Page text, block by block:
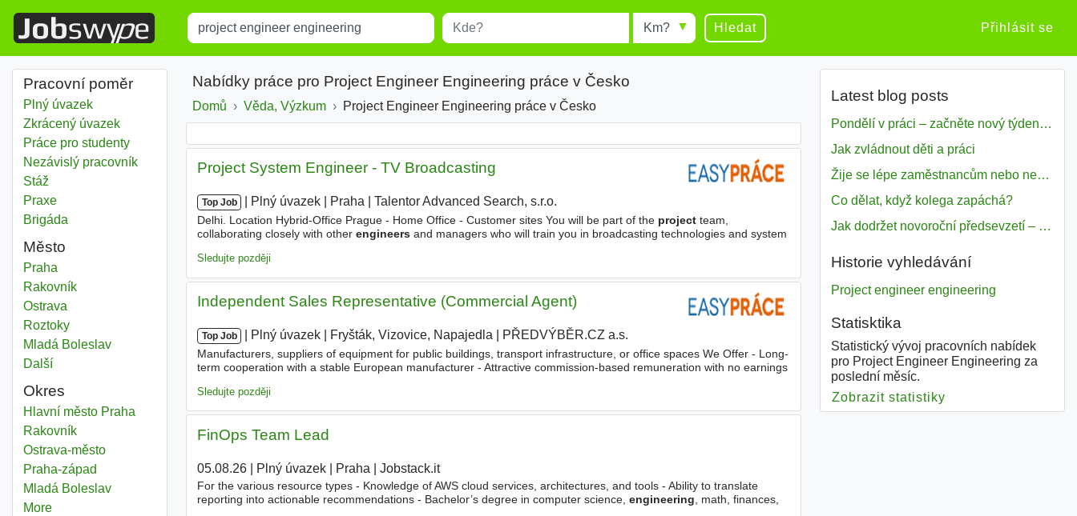
Title Místo Radius Hledat Přihlásit se
Pracovní poměr
Plný úvazek
Zkrácený úvazek
Práce pro studenty
Nezávislý pracovník
Stáž
Praxe
Brigáda
Město
Project engineer engineering
Praha
Project engineer engineering
Rakovník
Project engineer engineering
Ostrava
Project engineer engineering
Roztoky
Project engineer engineering
Mladá Boleslav
Dalšíměsta
Okres
Project engineer engineering
Hlavní město Praha
Project engineer engineering
RakovníkOkres
Project engineer engineering
Ostrava-městoOkres
Project engineer engineering
Praha-západ
Project engineer engineering
Mladá BoleslavOkres
Moredistricts
Nabídky práce pro Project Engineer Engineering práce v Česko
Domů Věda, Výzkum Project Engineer Engineering práce v Česko
Project System Engineer - TV Broadcasting
Top Job Plný úvazek Praha Talentor Advanced Search, s.r.o.
Delhi. Location Hybrid-Office Prague - Home Office - Customer sites You will be part of the projectteam,
collaborating closely with other engineersand managers who will train you in broadcasting technologies and system
Sledujte později
Independent Sales Representative (Commercial Agent)
Top Job Plný úvazek Fryšták, Vizovice, Napajedla PŘEDVÝBĚR.CZ a.s.
Manufacturers, suppliers of equipment for public buildings, transport infrastructure, or office spaces We Offer - Long-
term cooperation with a stable European manufacturer - Attractive commission-based remuneration with no earnings
Sledujte později
FinOps Team Lead
05.08.26| Plný úvazek| Praha Jobstack.it|
For the various resource types - Knowledge of AWS cloud services, architectures, and tools - Ability to translate
reporting into actionable recommendations - Bachelor’s degree in computer science, engineering , math, finances,
Latest blog posts
Pondělí v práci – začněte nový týden s motivací
Jak zvládnout děti a práci
Žije se lépe zaměstnancům nebo nezavislým pracovníkům
Co dělat, když kolega zapáchá?
Jak dodržet novoroční předsevzetí – naše tipy pro dobrý začátek roku 2018
Historie vyhledávání
Project engineer engineering
Statisktika
Statistický vývoj pracovních nabídek
pro Project Engineer Engineering za
poslední měsíc.
Zobrazit statistiky